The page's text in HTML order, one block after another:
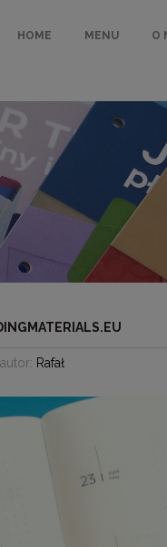
HOME MENU O
autor: Rafał